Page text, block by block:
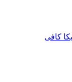
کافی